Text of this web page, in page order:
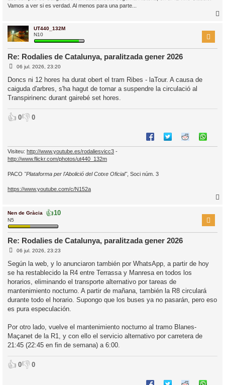
Vamos a ver si es verdad. Al menos para una parte...
UT440_132M
N10
Re: Rodalies de Catalunya, paralitzada gener 2026
E
t
r
a
d
a
06 jul. 2026, 23:20
Doncs ni 12 hores ha durat obert el tram Ribes - laTour. A causa de
caiguda d'arbres, s'ha hagut de tornar a suspendre la circulació al
Transpirinenc durant gairebé set hores.
👍 0👎 0
Visiteu: http://www.youtube.es/rodaliesvicc3 -
http://www.flickr.com/photos/ut440_132m
PACO "Plataforma per l'Abolició del Cotxe Oficial", Soci núm. 3
https://www.youtube.com/c/N152a
Nen de Gràcia 👍10
N5
Re: Rodalies de Catalunya, paralitzada gener 2026
E
t
r
a
d
06 jul. 2026, 23:23
Según la web, y lo anunciaron también por WhatsApp, a partir de hoy
se ha restablecido la R4 entre Terrassa y Manresa en todos los
horarios, eliminando el transporte alternativo por tareas de
mantenimiento nocturno. A partir de mañana, también la R8 circulará
durante todo el horario. Supongo que los buses ya no pasarán, pero eso
es pura especulación.
Por otro lado, vuelve el mantenimiento nocturno al tramo Blanes-
Maçanet de la R1, y con ello el servicio alternativo por carretera de
21:45 (22:45 en fin de semana) a 6:00.
👍 0👎 0